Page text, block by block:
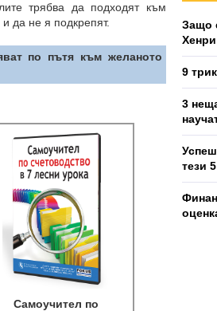
трябва да подходят към
да не я подкрепят.
по пътя към желаното
Самоучител по
Защо
9
3
тези